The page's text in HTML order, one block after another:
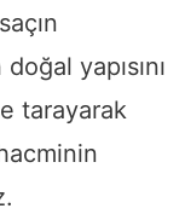
yapısını
tarayarak